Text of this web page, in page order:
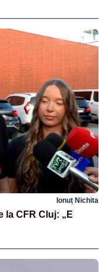
Ionuț Nichita
la CFR Cluj: „E